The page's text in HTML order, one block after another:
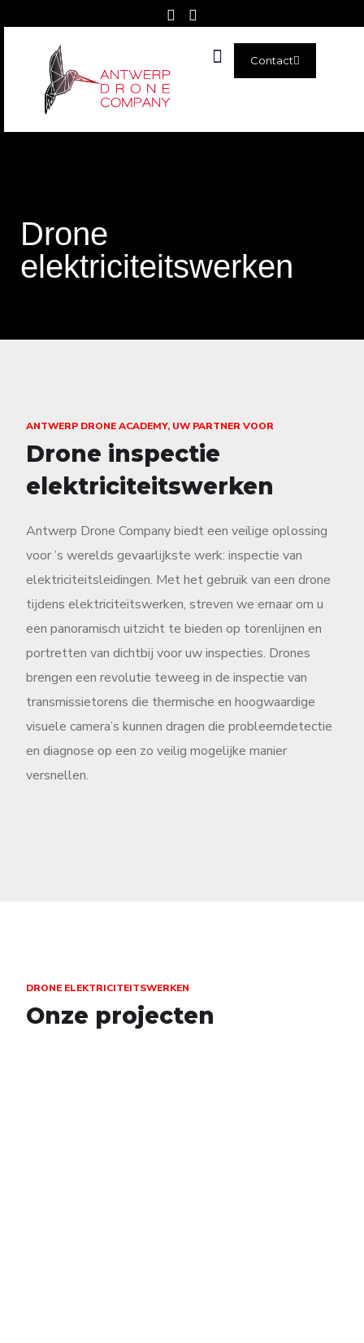
Contact
Drone
elektriciteitswerken
ANTWERP DRONE ACADEMY, UW PARTNER VOOR
Drone inspectie
elektriciteitswerken
Antwerp Drone Company biedt een veilige oplossing
voor ’s werelds gevaarlijkste werk: inspectie van
elektriciteitsleidingen. Met het gebruik van een drone
tijdens elektriciteitswerken, streven we ernaar om u
een panoramisch uitzicht te bieden op torenlijnen en
portretten van dichtbij voor uw inspecties. Drones
brengen een revolutie teweeg in de inspectie van
transmissietorens die thermische en hoogwaardige
visuele camera’s kunnen dragen die probleemdetectie
en diagnose op een zo veilig mogelijke manier
versnellen.
DRONE ELEKTRICITEITSWERKEN
Onze projecten